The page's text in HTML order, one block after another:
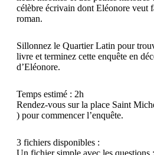
célèbre écrivain dont Eléonore veut
roman.
Sillonnez le Quartier Latin pour
livre et terminez cette enquête en
d’Eléonore.
Temps estimé : 2h
Rendez-vous sur la place Saint
) pour commencer l’enquête.
3 fichiers disponibles :
Un fichier simple avec les questions :